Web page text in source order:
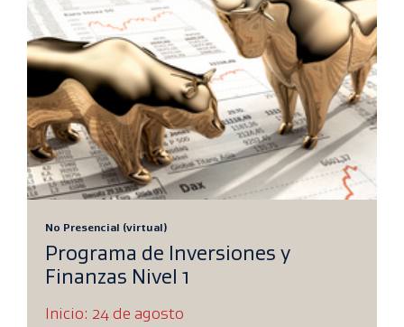
No Presencial (virtual)
Programa de Inversiones y
Finanzas Nivel 1
Inicio: 24 de agosto